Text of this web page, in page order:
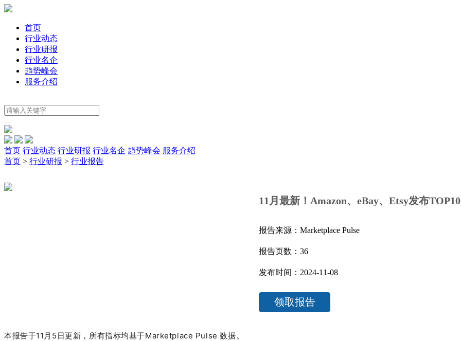
首页
行业动态
行业研报
行业名企
趋势峰会
服务介绍
首页 行业动态 行业研报 行业名企 趋势峰会 服务介绍
首页 > 行业研报 > 行业报告
11月最新！Amazon、eBay、Etsy发布
报告来源：Marketplace Pulse
报告页数：36
发布时间：2024-11-08
领取报告
本报告于11月5日更新，所有指标均基于Marketplace Pulse 数据。